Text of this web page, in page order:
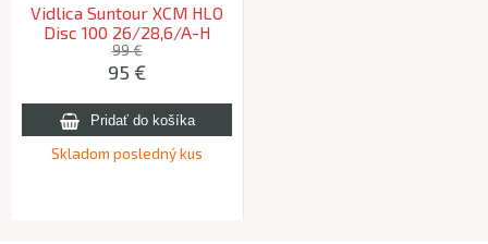
Vidlica Suntour XCM HLO
Disc 100 26/28,6/A-H
pružina čierna lesklá
99 €
95 €
Skladom posledný kus